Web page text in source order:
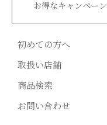
お得なキャンペーン
初めての方へ
取扱い店舗
商品検索
お問い合わせ